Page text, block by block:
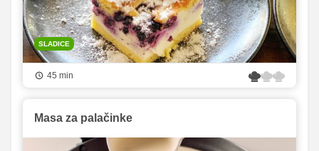
SLADICE
45 min
Masa za palačinke